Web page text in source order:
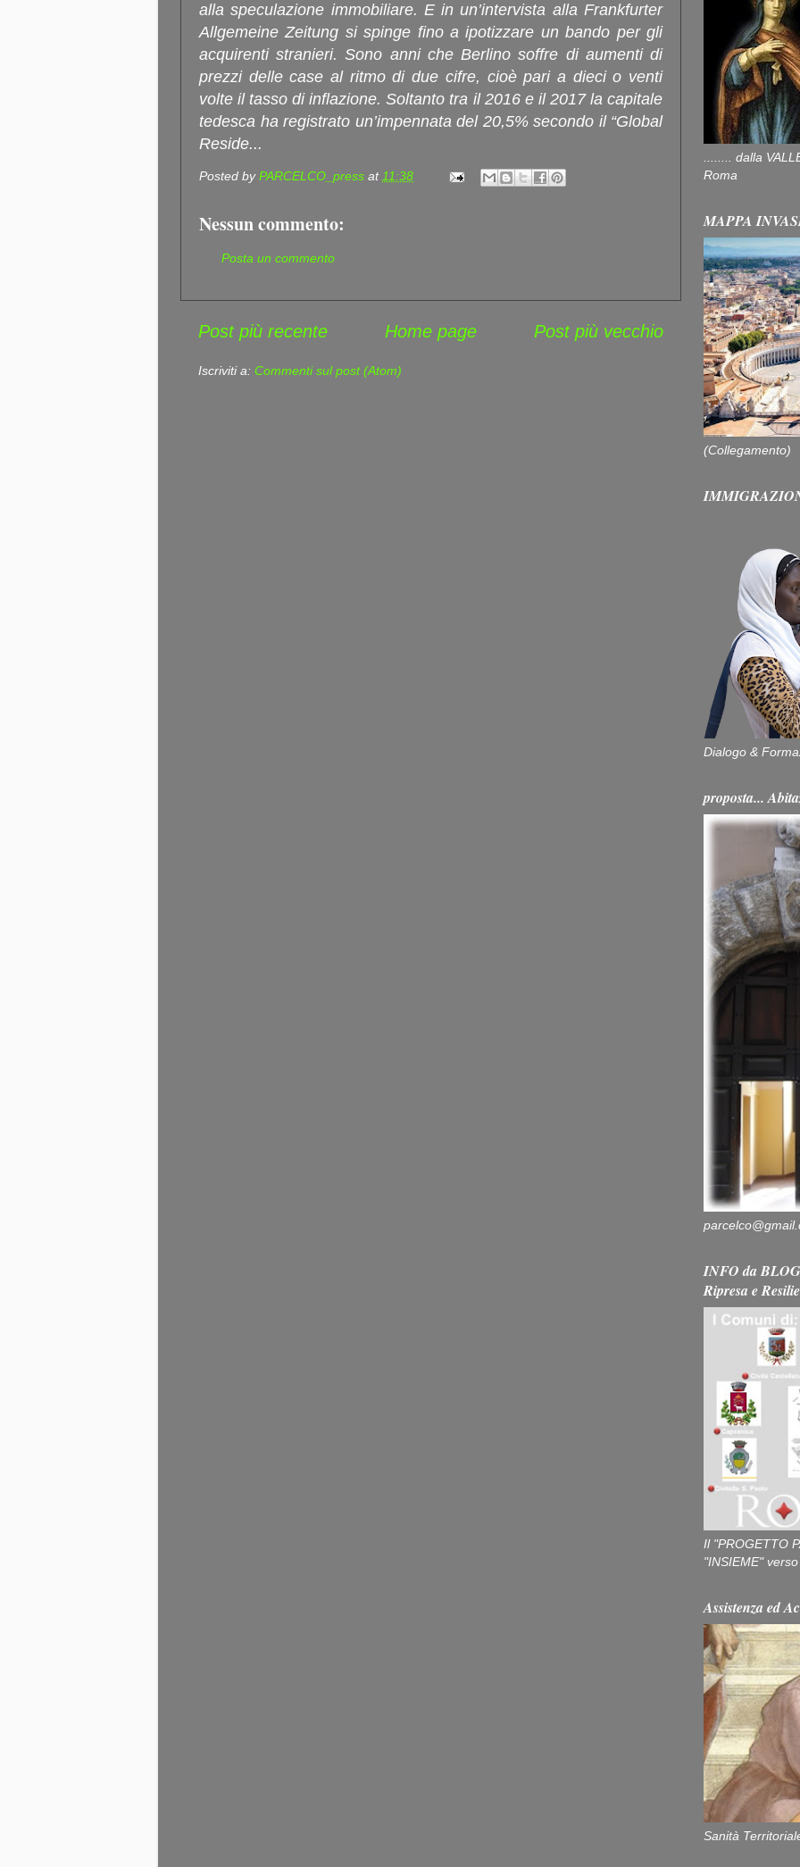
alla speculazione immobiliare. E in un’intervista alla Frankfurter
Allgemeine Zeitung si spinge fino a ipotizzare un bando per gli
acquirenti stranieri. Sono anni che Berlino soffre di aumenti di
prezzi delle case al ritmo di due cifre, cioè pari a dieci o venti
volte il tasso di inflazione. Soltanto tra il 2016 e il 2017 la capitale
tedesca ha registrato un’impennata del 20,5% secondo il “Global
Reside...
Posted byPARCELCO_press at11:38
Nessun commento:
Posta un commento
Post più recente Post più vecchio
Home page
Iscriviti a: Commenti sul post (Atom)
........ dalla
Roma
MAPPA
(Collegamento)
Dialogo &
proposta...
INFO da
Ripresa e
Il "PROGETTO
"INSIEME"
Assistenza ed
Sanità